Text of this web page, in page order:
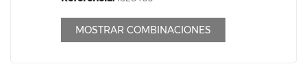
MOSTRAR COMBINACIONES